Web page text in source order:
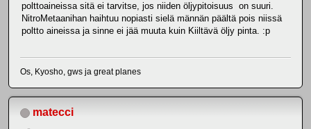
polttoaineissa sitä ei tarvitse, jos niiden öljypitoisuus on suuri.
NitroMetaanihan haihtuu nopiasti sielä männän päältä pois niissä
poltto aineissa ja sinne ei jää muuta kuin Kiiltävä öljy pinta. :p
Os, Kyosho, gws ja great planes
matecci